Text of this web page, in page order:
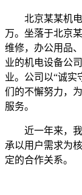
北京某某机
万。坐落于北京
维修，办公用品
业的机电设备公
业。公司以“诚实
们的不懈努力，
服务。
近一年来，
承以用户需求为
定的合作关系。